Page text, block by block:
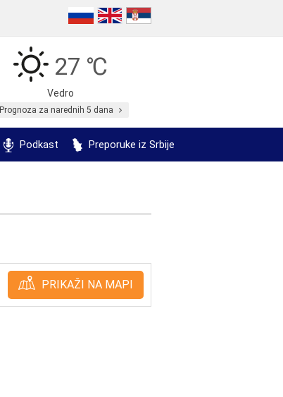
27 ℃
Vedro
Prognoza za narednih 5 dana
Podkast Preporuke iz Srbije
PRIKAŽI NA MAPI